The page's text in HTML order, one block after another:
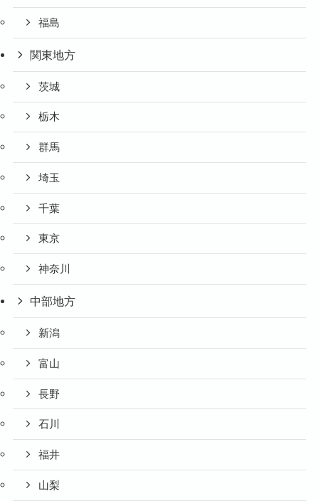
福島
関東地方
茨城
栃木
群馬
埼玉
千葉
東京
神奈川
中部地方
新潟
富山
長野
石川
福井
山梨